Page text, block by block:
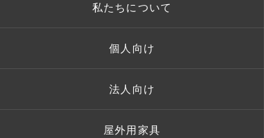
私たちについて
個人向け
法人向け
屋外用家具